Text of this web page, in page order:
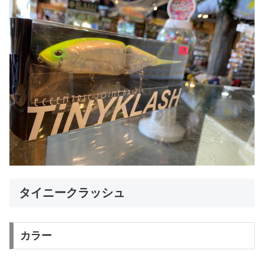
タイニークラッシュ
カラー